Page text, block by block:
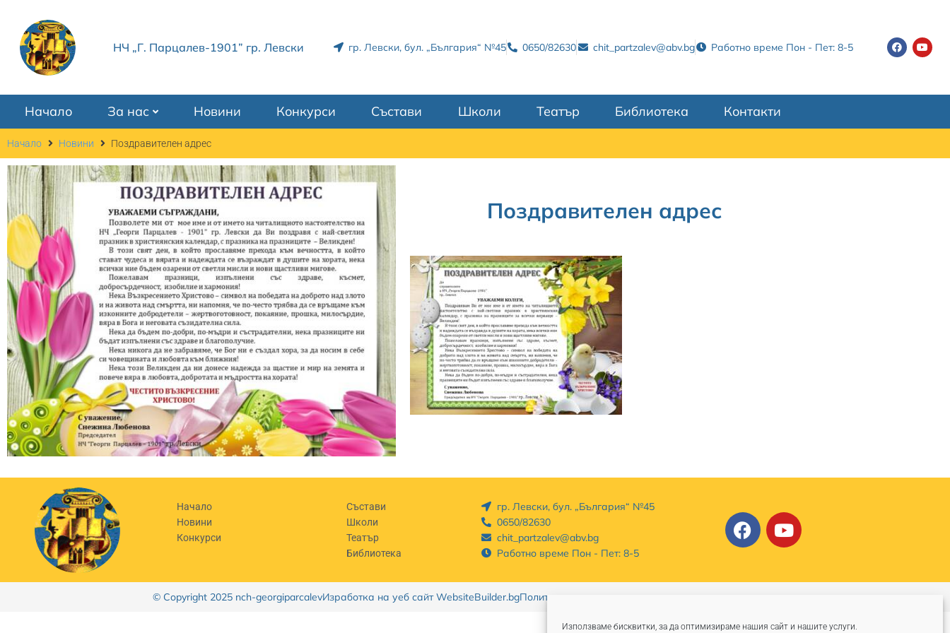
Използваме бисквитки, за да оптимизираме нашия сайт и нашите услуги.
НЧ „Г. Парцалев-1901” гр. Левски гр. Левски, бул. „България“ №45 0650/82630 chit_partzalev@abv.bg Работно време Пон - Пет: 8-5
Начало За нас Новини Конкурси Състави Школи Театър Библиотека Контакти
Начало Новини Поздравителен адрес
Поздравителен адрес
Начало
Новини
Конкурси
Състави
Школи
Театър
Библиотека
гр. Левски, бул. „България“ №45
0650/82630
chit_partzalev@abv.bg
Работно време Пон - Пет: 8-5
© Copyright 2025 nch-georgiparcalevИзработка на уеб сайт WebsiteBuilder.bgПолитика за поверителност